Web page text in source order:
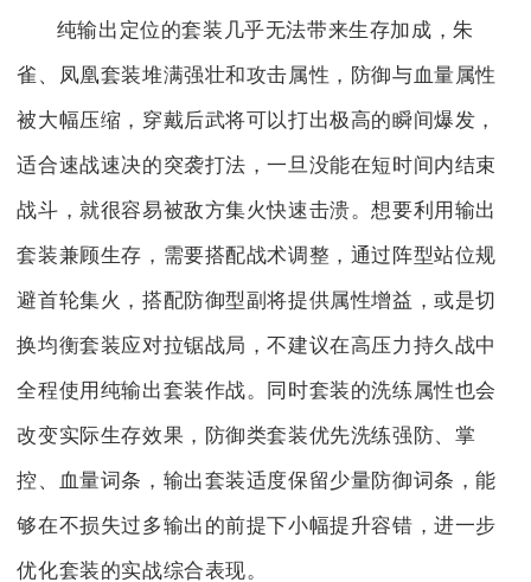
纯输出定位的套装几乎无法带来生存加成，朱
雀、凤凰套装堆满强壮和攻击属性，防御与血量属性
被大幅压缩，穿戴后武将可以打出极高的瞬间爆发，
适合速战速决的突袭打法，一旦没能在短时间内结束
战斗，就很容易被敌方集火快速击溃。想要利用输出
套装兼顾生存，需要搭配战术调整，通过阵型站位规
避首轮集火，搭配防御型副将提供属性增益，或是切
换均衡套装应对拉锯战局，不建议在高压力持久战中
全程使用纯输出套装作战。同时套装的洗练属性也会
改变实际生存效果，防御类套装优先洗练强防、掌
控、血量词条，输出套装适度保留少量防御词条，能
够在不损失过多输出的前提下小幅提升容错，进一步
优化套装的实战综合表现。